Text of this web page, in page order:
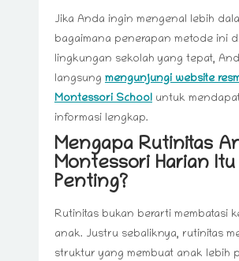
Jika Anda ingin mengenal lebih
bagaimana penerapan metode ini
lingkungan sekolah yang tepat,
langsung mengunjungi website
Montessori School untuk
informasi lengkap.
Mengapa Rutinitas
Montessori Harian Itu
Penting?
Rutinitas bukan berarti membatasi
anak. Justru sebaliknya, rutinitas
struktur yang membuat anak lebih